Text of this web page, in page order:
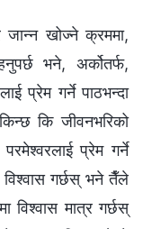
खोज्ने क्रममा,
भने, अर्कोतर्फ,
प्रेम गर्ने पाठभन्दा
कि जीवनभरिको
प्रेम गर्ने
गर्छस् भने तैँले
विश्‍वास मात्र गर्छस्